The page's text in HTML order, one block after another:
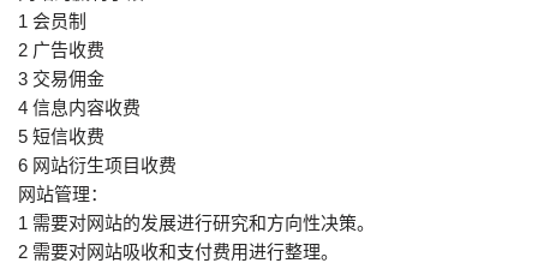
1 会员制
2 广告收费
3 交易佣金
4 信息内容收费
5 短信收费
6 网站衍生项目收费
网站管理：
1 需要对网站的发展进行研究和方向性决策。
2 需要对网站吸收和支付费用进行整理。